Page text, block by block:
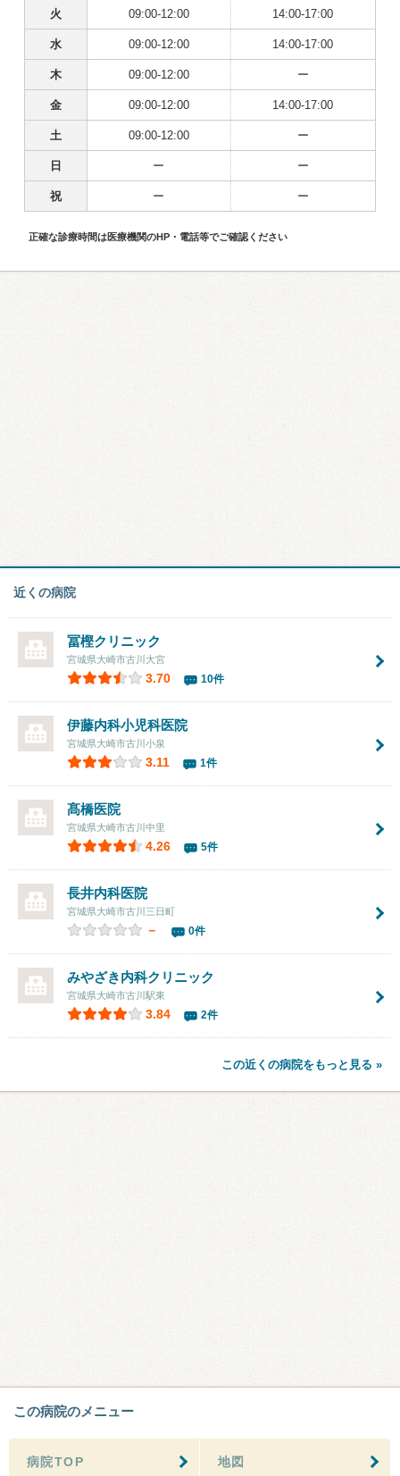
火 09:00-12:00 14:00-17:00
水 09:00-12:00 14:00-17:00
木 09:00-12:00 ー
金 09:00-12:00 14:00-17:00
土 09:00-12:00 ー
日 ー ー
祝 ー ー
正確な診療時間は医療機関のHP・電話等でご確認ください
近くの病院
冨樫クリニック
宮城県大崎市古川大宮
3.70 10件
伊藤内科小児科医院
宮城県大崎市古川小泉
3.11 1件
髙橋医院
宮城県大崎市古川中里
4.26 5件
長井内科医院
宮城県大崎市古川三日町
－ 0件
みやざき内科クリニック
宮城県大崎市古川駅東
3.84 2件
この近くの病院をもっと見る »
この病院のメニュー
病院TOP 地図